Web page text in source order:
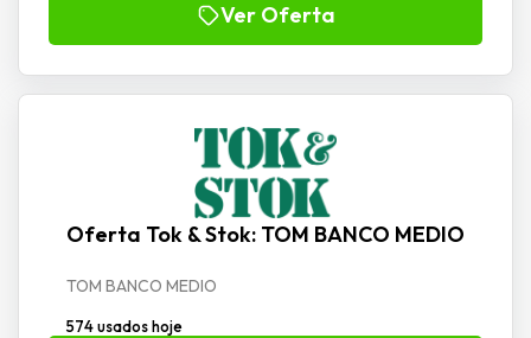
Ver Oferta
Oferta Tok & Stok: TOM BANCO MEDIO
TOM BANCO MEDIO
574 usados hoje